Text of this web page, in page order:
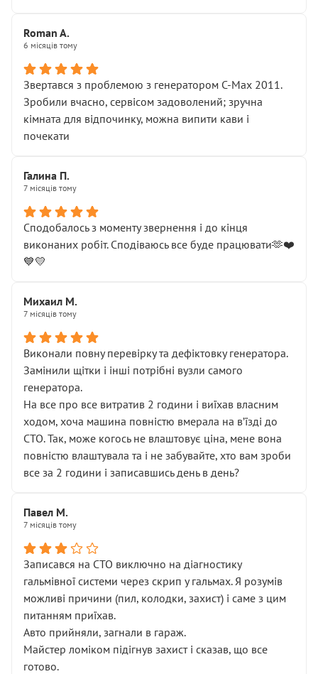
Roman A.
6 місяців тому
Звертався з проблемою з генератором C-Max 2011.
Зробили вчасно, сервісом задоволений; зручна
кімната для відпочинку, можна випити кави і
почекати
Галина П.
7 місяців тому
Сподобалось з моменту звернення і до кінця
виконаних робіт. Сподіваюсь все буде працювати🫶❤️
💙💛
Михаил М.
7 місяців тому
Виконали повну перевірку та дефіктовку генератора.
Замінили щітки і інші потрібні вузли самого
генератора.
На все про все витратив 2 години і виїхав власним
ходом, хоча машина повністю вмерала на вʼїзді до
СТО. Так, може когось не влаштовує ціна, мене вона
повністю влаштувала та і не забувайте, хто вам зроби
все за 2 години і записавшись день в день?
Павел М.
7 місяців тому
Записався на СТО виключно на діагностику
гальмівної системи через скрип у гальмах. Я розумів
можливі причини (пил, колодки, захист) і саме з цим
питанням приїхав.
Авто прийняли, загнали в гараж.
Майстер ломіком підігнув захист і сказав, що все
готово.